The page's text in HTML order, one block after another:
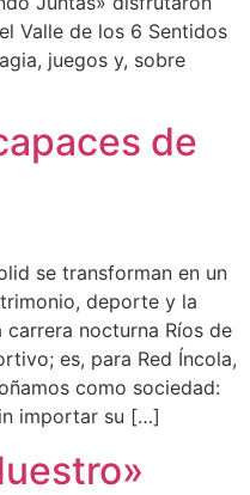
Valle de los 6 Sentidos
juegos y, sobre
de
se transforman en un
deporte y la
nocturna Ríos de
es, para Red Íncola,
como sociedad:
importar su […]